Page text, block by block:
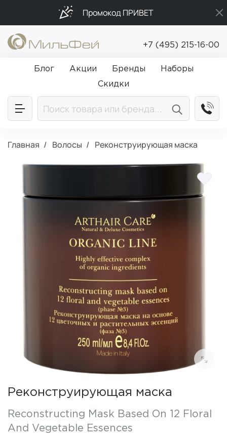
Промокод ПРИВЕТ
Подарки в каждый заказ от 5 000₽
Бесплатная доставка от 5 000₽
+7 (495) 215-16-00
Блог Акции Бренды
Наборы
Скидки
Главная Волосы Реконструирующая маска
Реконструирующая маска
Reconstructing Mask Based On 12 Floral
And Vegetable Essences